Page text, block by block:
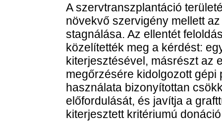
A szervtranszplantáció
növekvő szervigény mellett
stagnálása. Az ellentét
közelítették meg a kérdést:
kiterjesztésével, másrészt az
megőrzésére kidolgozott
használata bizonyítottan
előfordulását, és javítja a
kiterjesztett kritériumú